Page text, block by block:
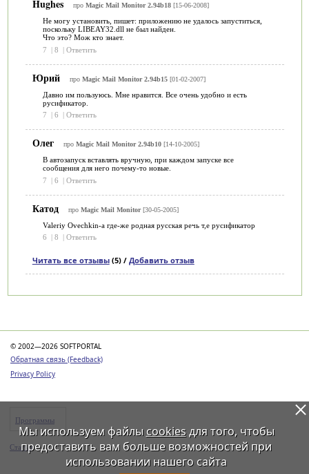
Hughes про Magic Mail Monitor 2.94b18[15-06-2008]
Не могу установить, пишет: приложению не удалось запуститься,
поскольку LIBEAY32.dll не был найден.
Что это? Мож кто знает.
7
| 8 | Ответить
Юрий про Magic Mail Monitor 2.94b15[01-02-2007]
Давно им пользуюсь. Мне нравится. Все очень удобно и есть
русификатор.
7
6 Ответить
Олег про Magic Mail Monitor 2.94b10[14-10-2005]
В автозапуск вставлять вручную, при каждом запуске все
сообщения для него почему-то новые.
7
| 6 | Ответить
Катод про Magic Mail Monitor[30-05-2005]
Valeriy Ovechkin-а где-же родная русская речь т,е русификатор
6
8 Ответить
Читать все отзывы(5) / Добавить отзыв
© 2002—2026 SOFTPORTAL
Обратная связь (Feedback)
Privacy Policy
Программы
Статьи
Мы используем файлы cookiesдля того, чтобы
предоставить вам больше возможностей при
использовании нашего сайта